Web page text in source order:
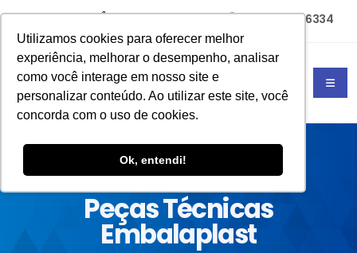
Utilizamos cookies para oferecer melhor
experiência, melhorar o desempenho, analisar
como você interage em nosso site e
personalizar conteúdo. Ao utilizar este site, você
concorda com o uso de cookies.
Ok, entendi!
(11) 94785-6334
Peças Técnicas
Embalaplast